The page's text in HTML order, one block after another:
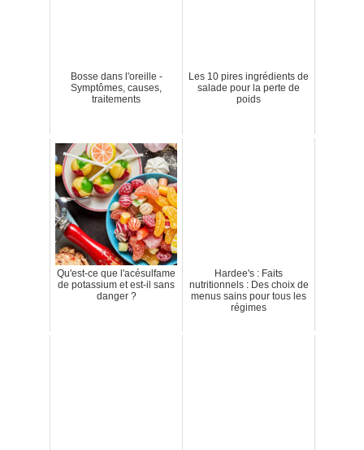
Bosse dans l'oreille -
Symptômes, causes,
traitements
Les 10 pires ingrédients de
salade pour la perte de
poids
Qu'est-ce que l'acésulfame
de potassium et est-il sans
danger ?
Hardee's : Faits
nutritionnels : Des choix de
menus sains pour tous les
régimes